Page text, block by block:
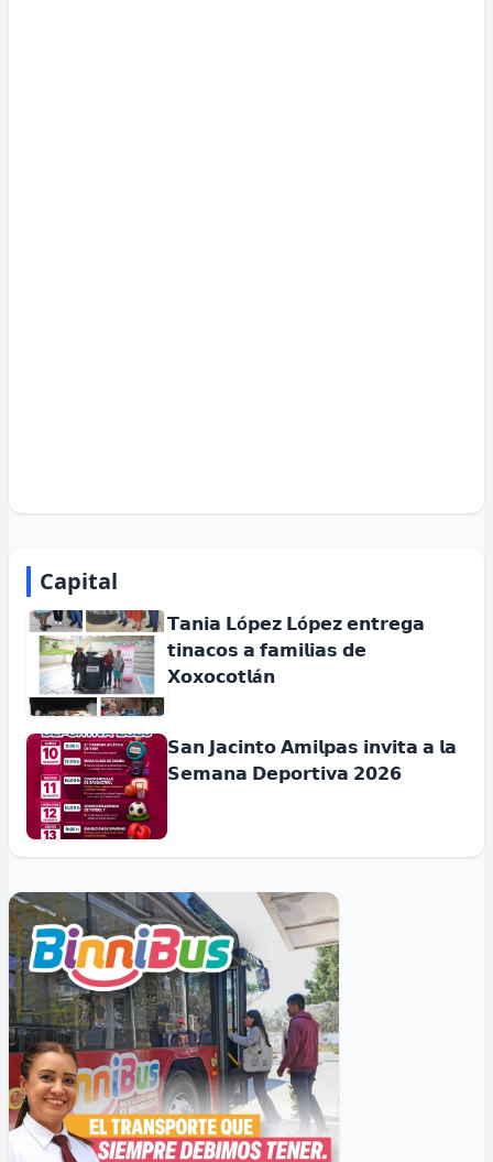
Capital
𝗧𝗮𝗻𝗶𝗮 𝗟ó𝗽𝗲𝘇 𝗟ó𝗽𝗲𝘇 𝗲𝗻𝘁𝗿𝗲𝗴𝗮
𝘁𝗶𝗻𝗮𝗰𝗼𝘀 𝗮 𝗳𝗮𝗺𝗶𝗹𝗶𝗮𝘀 𝗱𝗲
𝗫𝗼𝘅𝗼𝗰𝗼𝘁𝗹á𝗻
𝗦𝗮𝗻 𝗝𝗮𝗰𝗶𝗻𝘁𝗼 𝗔𝗺𝗶𝗹𝗽𝗮𝘀 𝗶𝗻𝘃𝗶𝘁𝗮 𝗮 𝗹𝗮
𝗦𝗲𝗺𝗮𝗻𝗮 𝗗𝗲𝗽𝗼𝗿𝘁𝗶𝘃𝗮 𝟮𝟬𝟮𝟲